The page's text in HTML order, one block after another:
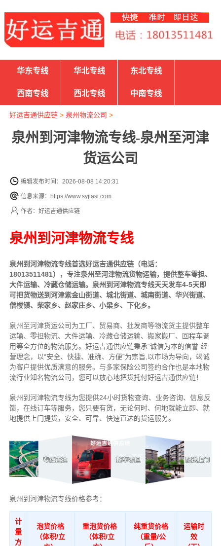
华东专线 华北专线 东北专线
西南专线 西北专线 中南专线
好运吉通供应链> 泉州物流公司 >
泉州到河津物流专线-泉州至河津
货运公司
编辑发布时间：2026-08-08 14:20:31
信息来源：https://www.syjiasi.com
作者：好运吉通供应链
泉州到河津物流专线
泉州到河津物流专线首选好运吉通供应链（电话：
18013511481），专注泉州至河津物流货物运输，提供整车零担、
大件运输、冷藏仓储运输。泉州到河津物流专线天天发车4-5天即
可把货物送到河津紫金山街道、城北街道、城南街道、华兴街道、
僧楼镇、柴家乡、赵家庄乡、小梁乡、下化乡。
泉州至河津货运公司为工厂、贸易商、批发商等物流货主提供整车
运输、零担物流、大件运输、冷藏仓储运输、搬家搬厂、回程车调
用等全方位的物流服务。好运吉通供应链秉承“诚信为本的信誉”经
营理念，以“安全、快捷、准确、方便”为宗旨,以市场为导向，竭诚
为客户提供优质满意的服务。 与多家保险公司签约合作也是本地物
流行业知名物流公司，您可以放心地把货托付好运吉通供应链！
泉州到河津物流专线为您提供24小时货物查询、业务咨询、信息反
馈，在线订车等服务，您只要有货，无论何时、何地就能立即、就
地提供上门提货，安全、可靠、快速直达的货运服务。
泉州到河津物流专线价格参考：
计
量
方
泡货价格
（体积/立
重泡货价格
（体积/立
纯重货价格
（重量/公
运输时
效